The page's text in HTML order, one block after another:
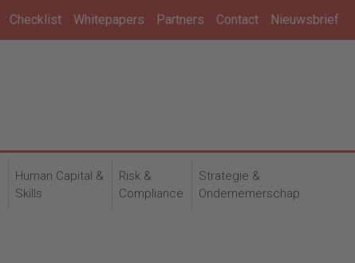
Checklist Whitepapers Partners Contact Nieuwsbrief
Human Capital &
Skills
Risk &
Compliance
Strategie &
Ondernemerschap